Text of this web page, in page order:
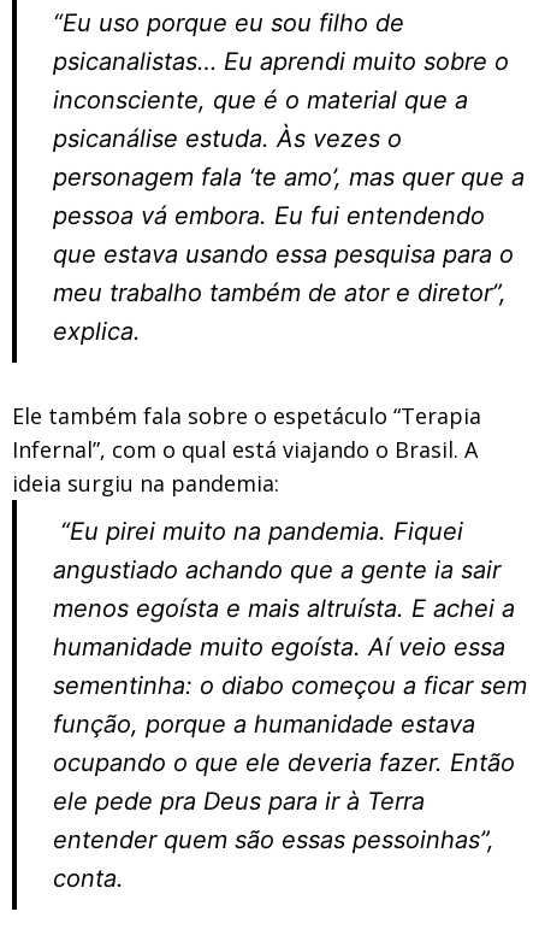
“Eu uso porque eu sou filho de
psicanalistas… Eu aprendi muito sobre o
inconsciente, que é o material que a
psicanálise estuda. Às vezes o
personagem fala ‘te amo’, mas quer que a
pessoa vá embora. Eu fui entendendo
que estava usando essa pesquisa para o
meu trabalho também de ator e diretor”,
explica.
Ele também fala sobre o espetáculo “Terapia
Infernal”, com o qual está viajando o Brasil. A
ideia surgiu na pandemia:
“Eu pirei muito na pandemia. Fiquei
angustiado achando que a gente ia sair
menos egoísta e mais altruísta. E achei a
humanidade muito egoísta. Aí veio essa
sementinha: o diabo começou a ficar sem
função, porque a humanidade estava
ocupando o que ele deveria fazer. Então
ele pede pra Deus para ir à Terra
entender quem são essas pessoinhas”,
conta.